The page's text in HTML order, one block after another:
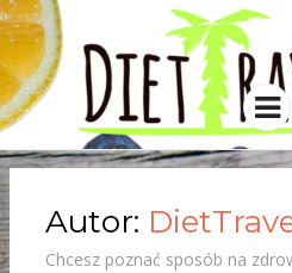
Autor:
Chcesz poznać sposób na